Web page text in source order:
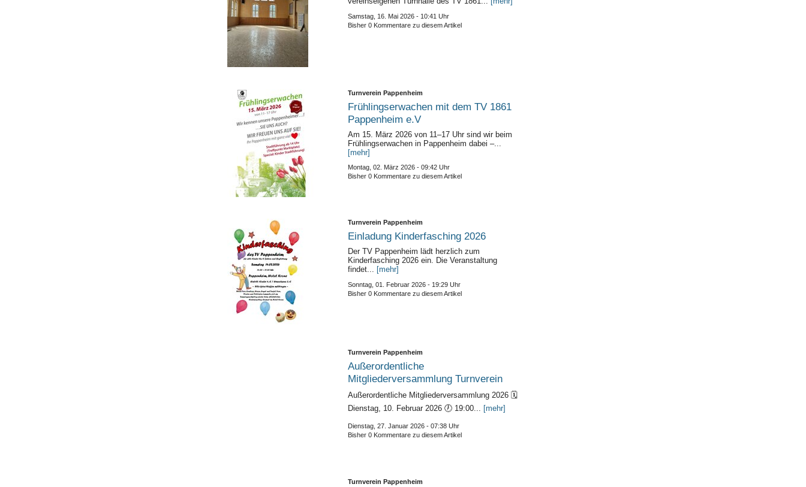
Samstag, 16. Mai 2026 - 10:41 Uhr
Bisher 0 Kommentare zu diesem Artikel
Turnverein Pappenheim
Frühlingserwachen mit dem TV 1861
Pappenheim e.V
Am 15. März 2026 von 11–17 Uhr sind wir beim
Frühlingserwachen in Pappenheim dabei –...
[mehr]
Montag, 02. März 2026 - 09:42 Uhr
Bisher 0 Kommentare zu diesem Artikel
Turnverein Pappenheim
Einladung Kinderfasching 2026
Der TV Pappenheim lädt herzlich zum
Kinderfasching 2026 ein. Die Veranstaltung
findet... [mehr]
Sonntag, 01. Februar 2026 - 19:29 Uhr
Bisher 0 Kommentare zu diesem Artikel
Turnverein Pappenheim
Außerordentliche
Mitgliederversammlung Turnverein
Außerordentliche Mitgliederversammlung 2026 🗓
Dienstag, 10. Februar 2026 🕖 19:00... [mehr]
Dienstag, 27. Januar 2026 - 07:38 Uhr
Bisher 0 Kommentare zu diesem Artikel
Turnverein Pappenheim